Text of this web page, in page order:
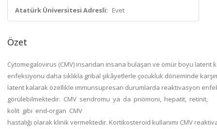
Atatürk Üniversitesi Adresli: Evet
Özet
Cytomegalovirus (CMV) insandan insana bulaşan ve ömür boyu latent
enfeksiyonu daha sıklıkla gribal şikâyetlerle çocukluk döneminde
latent kalarak özellikle immunsupresan durumlarda reaktivasyon
görülebilmektedir. CMV sendromu ya da pnömoni, hepatit, retinit,
kolit gibi end‐organ CMV
hastalığı olarak klinik vermektedir. Kortikosteroid kullanımı CMV